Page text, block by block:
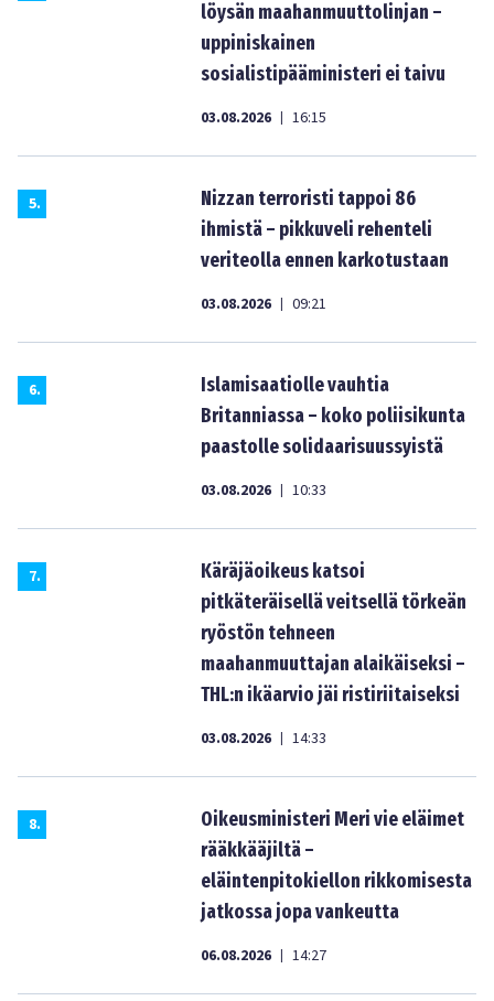
löysän maahanmuuttolinjan –
uppiniskainen
sosialistipääministeri ei taivu
03.08.2026 | 16:15
5.
Nizzan terroristi tappoi 86
ihmistä – pikkuveli rehenteli
veriteolla ennen karkotustaan
03.08.2026 | 09:21
6.
Islamisaatiolle vauhtia
Britanniassa – koko poliisikunta
paastolle solidaarisuussyistä
03.08.2026 | 10:33
7.
Käräjäoikeus katsoi
pitkäteräisellä veitsellä törkeän
ryöstön tehneen
maahanmuuttajan alaikäiseksi –
THL:n ikäarvio jäi ristiriitaiseksi
03.08.2026 | 14:33
8.
Oikeusministeri Meri vie eläimet
rääkkääjiltä –
eläintenpitokiellon rikkomisesta
jatkossa jopa vankeutta
06.08.2026 | 14:27